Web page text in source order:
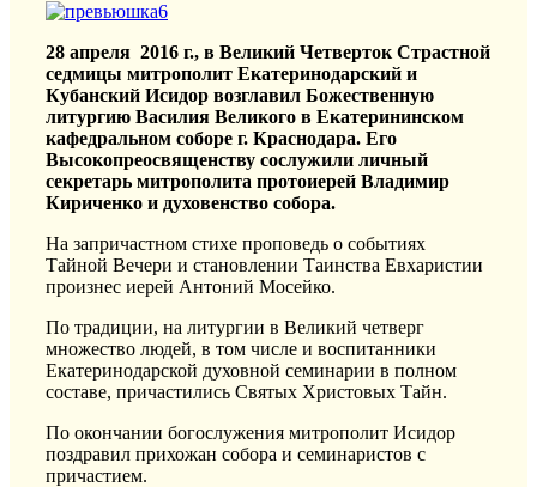
28 апреля 2016 г., в Великий Четверток Страстной
седмицы митрополит Екатеринодарский и
Кубанский Исидор возглавил Божественную
литургию Василия Великого в Екатерининском
кафедральном соборе г. Краснодара. Его
Высокопреосвященству сослужили личный
секретарь митрополита протоиерей Владимир
Кириченко и духовенство собора.
На запричастном стихе проповедь о событиях
Тайной Вечери и становлении Таинства Евхаристии
произнес иерей Антоний Мосейко.
По традиции, на литургии в Великий четверг
множество людей, в том числе и воспитанники
Екатеринодарской духовной семинарии в полном
составе, причастились Святых Христовых Тайн.
По окончании богослужения митрополит Исидор
поздравил прихожан собора и семинаристов с
причастием.